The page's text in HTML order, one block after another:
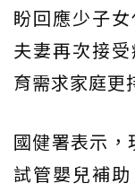
盼回應少子
夫妻再次接
育需求家庭更
國健署表示
試管嬰兒補